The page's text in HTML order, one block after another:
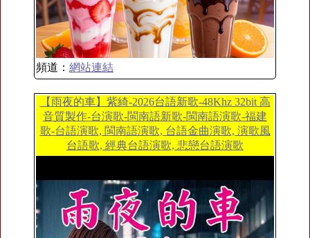
頻道： 網站連結
【雨夜的車】紫綺-2026台語新歌-48Khz 32bit 高
音質製作-台演歌-閩南語新歌-閩南語演歌-福建
歌-台語演歌, 閩南語演歌, 台語金曲演歌, 演歌風
台語歌, 經典台語演歌, 悲戀台語演歌